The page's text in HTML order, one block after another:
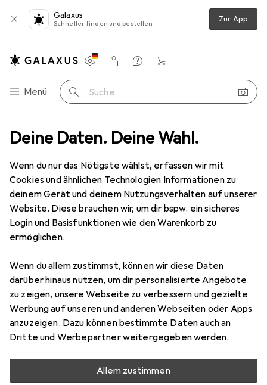
Deine Daten. Deine Wahl.
Wenn du nur das Nötigste wählst, erfassen wir mit
Cookies und ähnlichen Technologien Informationen zu
deinem Gerät und deinem Nutzungsverhalten auf unserer
Website. Diese brauchen wir, um dir bspw. ein sicheres
Login und Basisfunktionen wie den Warenkorb zu
ermöglichen.
Wenn du allem zustimmst, können wir diese Daten
darüber hinaus nutzen, um dir personalisierte Angebote
zu zeigen, unsere Webseite zu verbessern und gezielte
Werbung auf unseren und anderen Webseiten oder Apps
anzuzeigen. Dazu können bestimmte Daten auch an
Dritte und Werbepartner weitergegeben werden.
Allem zustimmen
Galaxus
Schneller finden und bestellen Zur App
Navigation nach Kategorien
Menü Suche
Einstellungen
Kundenkonto
Vergleichslisten
Merklisten
Warenkorb
Zubehör Tablet Schutzfolie Dipos Displayschutz Anti-Shock
8 Bilder
DiposDisplayschutz Anti-Shock
Preis in EUR inkl. MwSt.
EUR
18,99
118
Bewertungen Marke
Mehr von Dipos
Di, 11.8. geliefert
Mehr als 10 Stück an Lager beim Drittanbieter